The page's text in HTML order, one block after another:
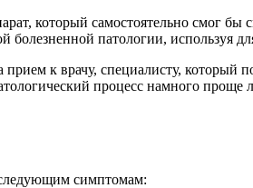
который самостоятельно смог бы
болезненной патологии,
к врачу, специалисту,
процесс намного проще
следующим симптомам: